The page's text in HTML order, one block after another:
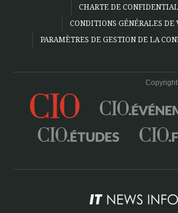
CHARTE DE
CONDITIONS GÉNÉRALES DE
PARAMÈTRES DE GESTION DE LA